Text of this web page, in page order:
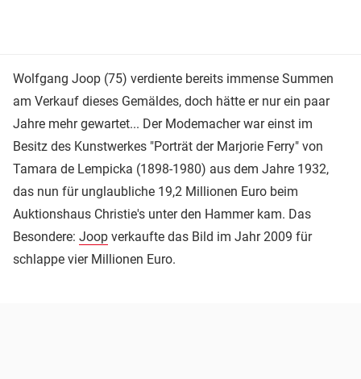
Wolfgang Joop (75) verdiente bereits immense Summen
am Verkauf dieses Gemäldes, doch hätte er nur ein paar
Jahre mehr gewartet... Der Modemacher war einst im
Besitz des Kunstwerkes "Porträt der Marjorie Ferry" von
Tamara de Lempicka (1898-1980) aus dem Jahre 1932,
das nun für unglaubliche 19,2 Millionen Euro beim
Auktionshaus Christie's unter den Hammer kam. Das
Besondere: Joop verkaufte das Bild im Jahr 2009 für
schlappe vier Millionen Euro.